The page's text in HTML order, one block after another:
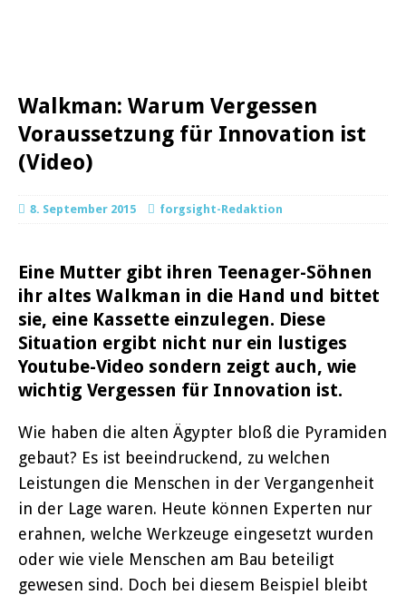
Walkman: Warum Vergessen
Voraussetzung für Innovation ist
(Video)
8. September 2015 forgsight-Redaktion
Eine Mutter gibt ihren Teenager-Söhnen
ihr altes Walkman in die Hand und bittet
sie, eine Kassette einzulegen. Diese
Situation ergibt nicht nur ein lustiges
Youtube-Video sondern zeigt auch, wie
wichtig Vergessen für Innovation ist.
Wie haben die alten Ägypter bloß die Pyramiden
gebaut? Es ist beeindruckend, zu welchen
Leistungen die Menschen in der Vergangenheit
in der Lage waren. Heute können Experten nur
erahnen, welche Werkzeuge eingesetzt wurden
oder wie viele Menschen am Bau beteiligt
gewesen sind. Doch bei diesem Beispiel bleibt